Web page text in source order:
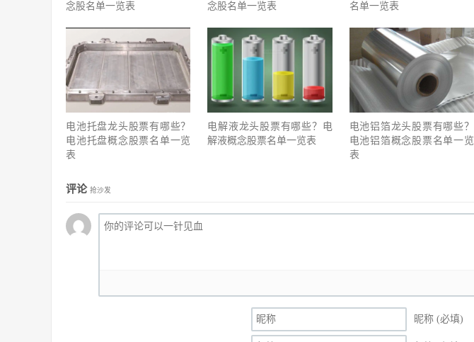
念股名单一览表
念股名单一览表
名单一览表
电池托盘龙头股票有哪些？
电池托盘概念股票名单一览
表
电解液龙头股票有哪些？电
解液概念股票名单一览表
电池铝箔龙头股票有哪些？
电池铝箔概念股票名单一览
表
评论 抢沙发
昵称 (必填)